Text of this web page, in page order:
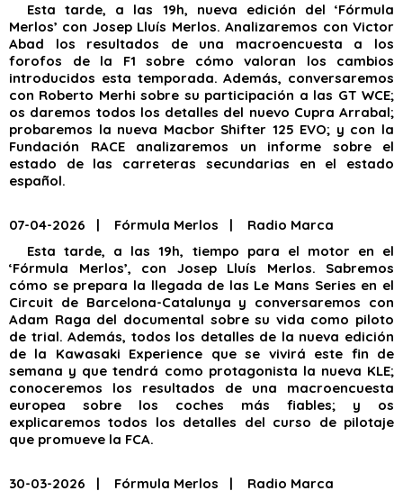
Esta tarde, a las 19h, nueva edición del ‘Fórmula
Merlos’ con Josep Lluís Merlos. Analizaremos con Victor
Abad los resultados de una macroencuesta a los
forofos de la F1 sobre cómo valoran los cambios
introducidos esta temporada. Además, conversaremos
con Roberto Merhi sobre su participación a las GT WCE;
os daremos todos los detalles del nuevo Cupra Arrabal;
probaremos la nueva Macbor Shifter 125 EVO; y con la
Fundación RACE analizaremos un informe sobre el
estado de las carreteras secundarias en el estado
español.
07-04-2026 | Fórmula Merlos | Radio Marca
Esta tarde, a las 19h, tiempo para el motor en el
‘Fórmula Merlos’, con Josep Lluís Merlos. Sabremos
cómo se prepara la llegada de las Le Mans Series en el
Circuit de Barcelona-Catalunya y conversaremos con
Adam Raga del documental sobre su vida como piloto
de trial. Además, todos los detalles de la nueva edición
de la Kawasaki Experience que se vivirá este fin de
semana y que tendrá como protagonista la nueva KLE;
conoceremos los resultados de una macroencuesta
europea sobre los coches más fiables; y os
explicaremos todos los detalles del curso de pilotaje
que promueve la FCA.
30-03-2026 | Fórmula Merlos | Radio Marca